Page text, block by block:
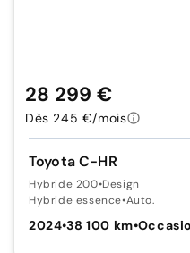
Toyota C-HR
Hybride 200•Design
Hybride essence•Auto.
2024•38 100 km•
28 299 €
Dès 245 €/mois